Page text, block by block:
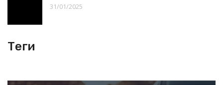
31/01/2025
Теги